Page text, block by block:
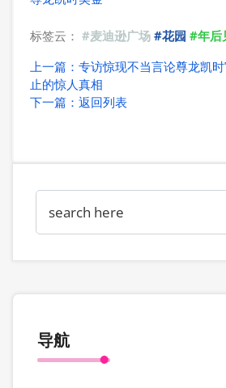
标签云： #麦迪逊广场 #花园 #年后
上一篇：专访惊现不当言论尊龙凯
止的惊人真相
下一篇：返回列表
导航